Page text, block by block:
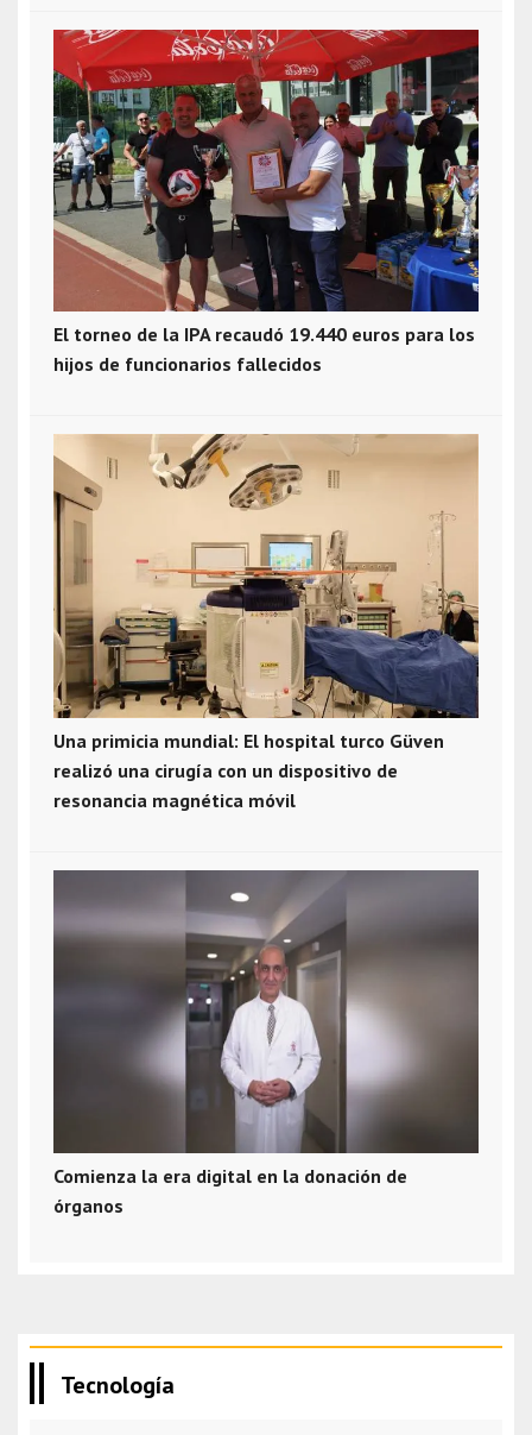
El torneo de la IPA recaudó 19.440 euros para los
hijos de funcionarios fallecidos
Una primicia mundial: El hospital turco Güven
realizó una cirugía con un dispositivo de
resonancia magnética móvil
Comienza la era digital en la donación de
órganos
Tecnología